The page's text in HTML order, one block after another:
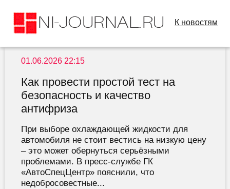
К новостям
01.06.2026 22:15
Как провести простой тест на
безопасность и качество
антифриза
При выборе охлаждающей жидкости для
автомобиля не стоит вестись на низкую цену
– это может обернуться серьёзными
проблемами. В пресс-службе ГК
«АвтоСпецЦентр» пояснили, что
недобросовестные...